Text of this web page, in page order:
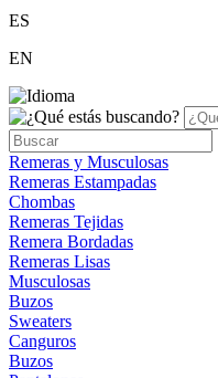
ES
EN
Remeras y Musculosas
Remeras Estampadas
Chombas
Remeras Tejidas
Remera Bordadas
Remeras Lisas
Musculosas
Buzos
Sweaters
Canguros
Buzos